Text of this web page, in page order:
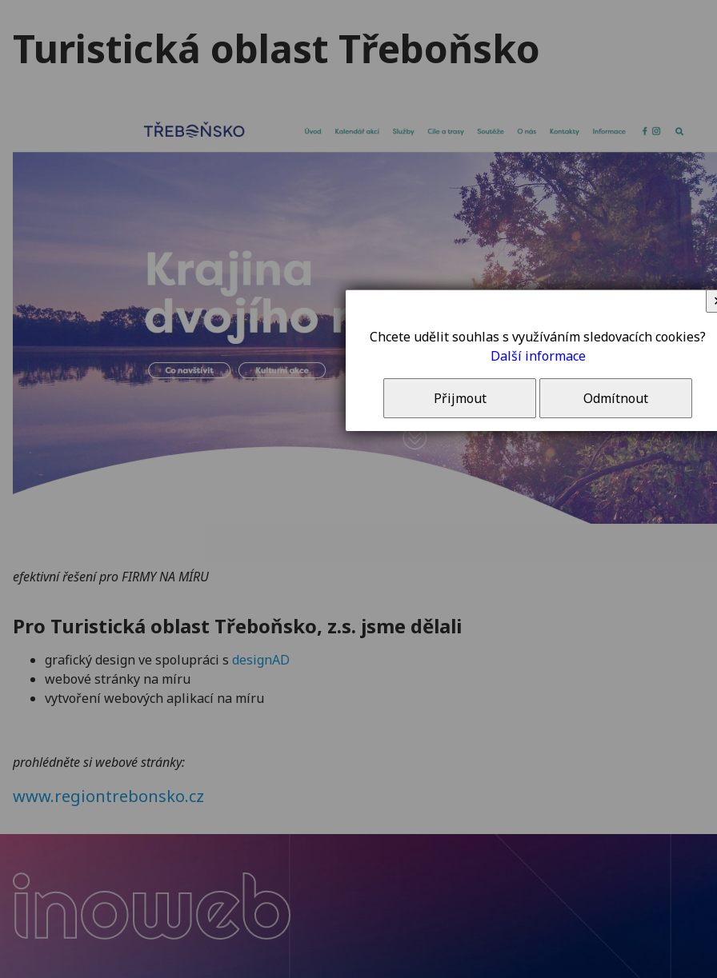
Turistická oblast Třeboňsko
efektivní řešení pro FIRMY NA MÍRU
Pro Turistická oblast Třeboňsko, z.s. jsme dělali
grafický design ve spolupráci s designAD
webové stránky na míru
vytvoření webových aplikací na míru
prohlédněte si webové stránky:
www.regiontrebonsko.cz
Chcete udělit souhlas s využíváním sledovacích cookies?
Další informace
Přijmout Odmítnout